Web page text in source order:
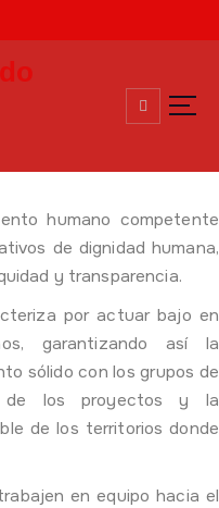
humano competente
de dignidad humana,
y transparencia.
por actuar bajo en
garantizando así la
sólido con los grupos de
de los proyectos y la
de los territorios donde
en equipo hacia el